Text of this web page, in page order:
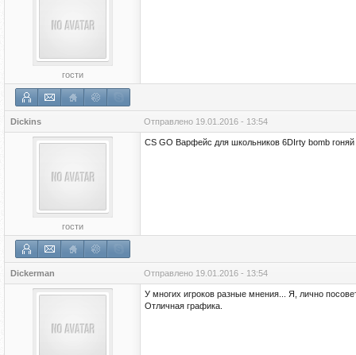
гости
Dickins Отправлено 19.01.2016 - 13:54
гости
CS GO Варфейс для школьников 6DIrty bomb гоняй
Dickerman Отправлено 19.01.2016 - 13:54
У многих игроков разные мнения... Я, лично
Отличная графика.